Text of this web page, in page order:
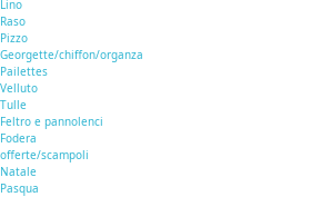
Lino
Raso
Pizzo
Georgette/chiffon/organza
Pailettes
Velluto
Tulle
Feltro e pannolenci
Fodera
offerte/scampoli
Natale
Pasqua